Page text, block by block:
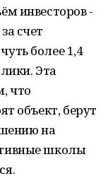
инвесторов -
счет
более 1,4
Эта
что
объект, берут
на
школы